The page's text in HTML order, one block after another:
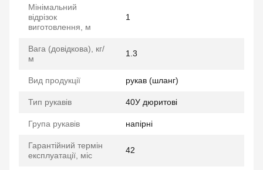
Мінімальний
відрізок
виготовлення, м
1
Вага (довідкова), кг/
м
1.3
Вид продукції рукав (шланг)
Тип рукавів 40У дюритові
Група рукавів напірні
Гарантійний термін
експлуатації, міс
42